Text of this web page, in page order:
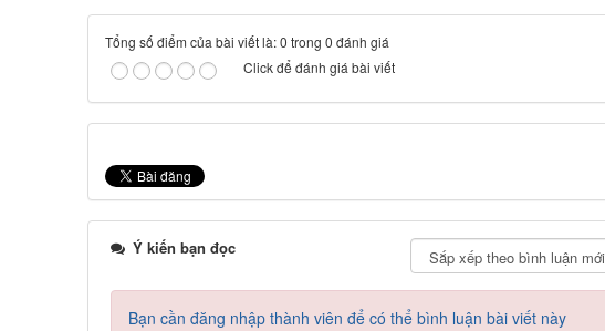
Tổng số điểm của bài viết là: 0 trong 0 đánh giá
Click để đánh giá bài viết
Ý kiến bạn đọc
Bạn cần đăng nhập thành viên để có thể bình luận bài viết này